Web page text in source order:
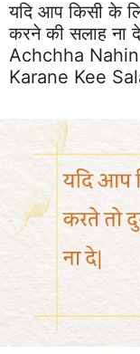
यदि आप किसी के
करने की सलाह
Achchha
Karane Kee